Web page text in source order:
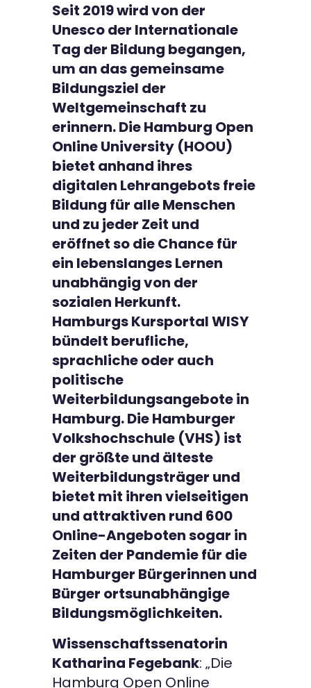
Seit 2019 wird von der
Unesco der Internationale
Tag der Bildung begangen,
um an das gemeinsame
Bildungsziel der
Weltgemeinschaft zu
erinnern. Die Hamburg Open
Online University (HOOU)
bietet anhand ihres
digitalen Lehrangebots freie
Bildung für alle Menschen
und zu jeder Zeit und
eröffnet so die Chance für
ein lebenslanges Lernen
unabhängig von der
sozialen Herkunft.
Hamburgs Kursportal WISY
bündelt berufliche,
sprachliche oder auch
politische
Weiterbildungsangebote in
Hamburg. Die Hamburger
Volkshochschule (VHS) ist
der größte und älteste
Weiterbildungsträger und
bietet mit ihren vielseitigen
und attraktiven rund 600
Online-Angeboten sogar in
Zeiten der Pandemie für die
Hamburger Bürgerinnen und
Bürger ortsunabhängige
Bildungsmöglichkeiten.
Wissenschaftssenatorin
Katharina Fegebank: „Die
Hamburg Open Online